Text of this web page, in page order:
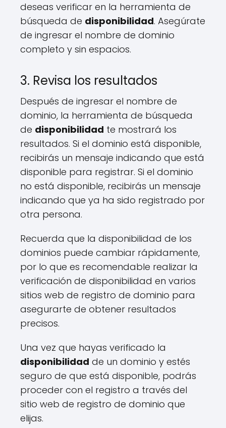
deseas verificar en la herramienta de
búsqueda de disponibilidad. Asegúrate
de ingresar el nombre de dominio
completo y sin espacios.
3. Revisa los resultados
Después de ingresar el nombre de
dominio, la herramienta de búsqueda
de disponibilidad te mostrará los
resultados. Si el dominio está disponible,
recibirás un mensaje indicando que está
disponible para registrar. Si el dominio
no está disponible, recibirás un mensaje
indicando que ya ha sido registrado por
otra persona.
Recuerda que la disponibilidad de los
dominios puede cambiar rápidamente,
por lo que es recomendable realizar la
verificación de disponibilidad en varios
sitios web de registro de dominio para
asegurarte de obtener resultados
precisos.
Una vez que hayas verificado la
disponibilidad de un dominio y estés
seguro de que está disponible, podrás
proceder con el registro a través del
sitio web de registro de dominio que
elijas.